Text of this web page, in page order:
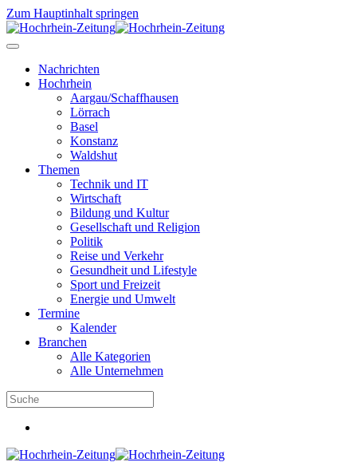
Zum Hauptinhalt springen
Nachrichten
Hochrhein
Aargau/Schaffhausen
Lörrach
Basel
Konstanz
Waldshut
Themen
Technik und IT
Wirtschaft
Bildung und Kultur
Gesellschaft und Religion
Politik
Reise und Verkehr
Gesundheit und Lifestyle
Sport und Freizeit
Energie und Umwelt
Termine
Kalender
Branchen
Alle Kategorien
Alle Unternehmen